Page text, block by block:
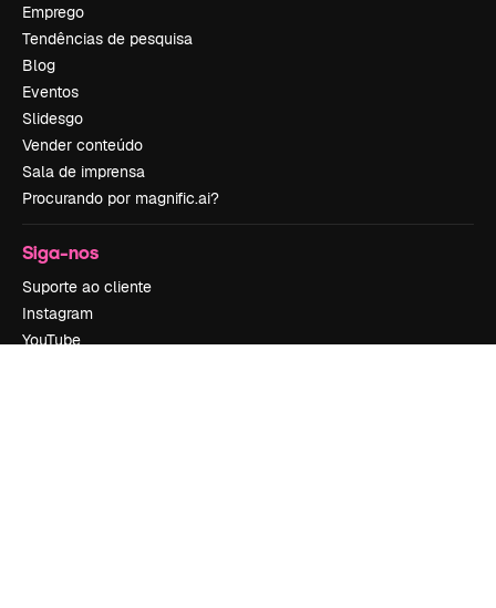
Emprego
Tendências de pesquisa
Blog
Eventos
Slidesgo
Vender conteúdo
Sala de imprensa
Procurando por magnific.ai?
Siga-nos
Suporte ao cliente
Instagram
YouTube